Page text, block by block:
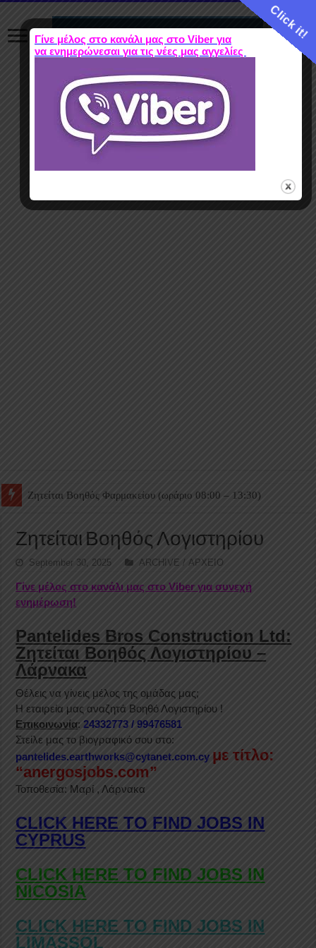
Ζητείται Βοηθός Θαλάμου
Ζητείται Βοηθός Λογιστηρίου
September 30, 2025 ARCHIVE / ΑΡΧΕΙΟ
Γίνε μέλος στο κανάλι μας στο Viber για συνεχή
ενημέρωση!
Pantelides Bros Construction Ltd:
Ζητείται Βοηθός Λογιστηρίου –
Λάρνακα
Θέλεις να γίνεις μέλος της ομάδας μας;
Η εταιρεία μας αναζητά Βοηθό Λογιστηρίου !
Επικοινωνία:24332773 / 99476581
Στείλε μας το βιογραφικό σου στο:
pantelides.earthworks@cytanet.com.cy με τίτλο:
“anergosjobs.com”
Τοποθεσία: Μαρί , Λάρνακα
CLICK HERE TO FIND JOBS IN
CYPRUS
CLICK HERE TO FIND JOBS IN
NICOSIA
CLICK HERE TO FIND JOBS IN
LIMASSOL
Click it!
Γίνε μέλος στο κανάλι μας στο Viber για
να ενημερώνεσαι για τις νέες μας αγγελίες